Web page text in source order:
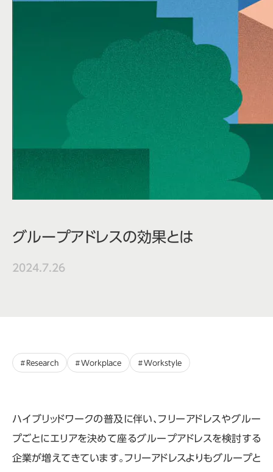
グループアドレスの効果とは
2024.7.26
Research Workplace Workstyle
ハイブリッドワークの普及に伴い、フリーアドレスやグルー
プごとにエリアを決めて座るグループアドレスを検討する
企業が増えてきています。フリーアドレスよりもグループと